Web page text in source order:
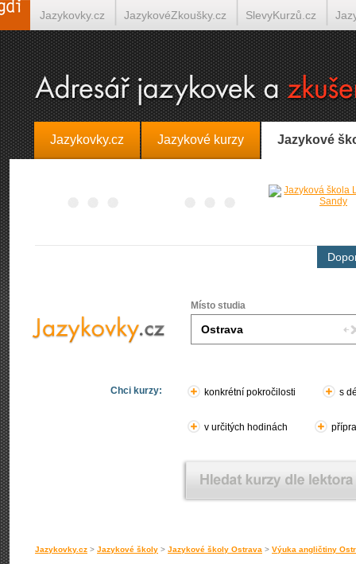
Jazykovky.cz Jazykové kurzy Jazykové
Místo studia
Chci kurzy: konkrétní pokročilosti s
v určitých hodinách
Jazykovky.cz > Jazykové školy > Jazykové školy Ostrava > Výuka angličtiny
Jazykovky.cz JazykovéZkoušky.cz SlevyKurzů.cz
Španělština on-line Italština on-line Tlumočení-